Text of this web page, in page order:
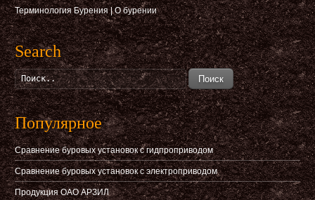
Терминология Бурения|О бурении
Search
Поиск
Популярное
Сравнение буровых установок с гидпроприводом
Сравнение буровых установок с электроприводом
Продукция ОАО АРЗИЛ